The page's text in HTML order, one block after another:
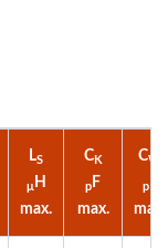
LS
μ H
max.
CK
p F
max.
CW
pF
max.